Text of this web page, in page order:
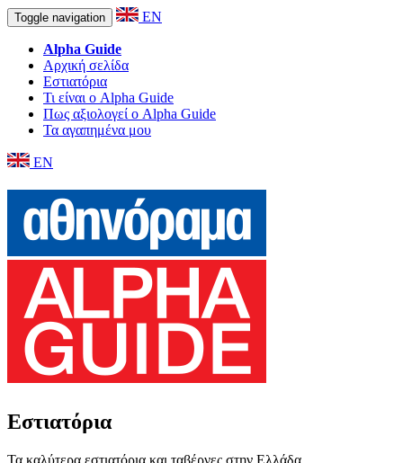
Toggle navigation EN
Alpha Guide
Αρχική σελίδα
Εστιατόρια
Τι είναι ο Alpha Guide
Πως αξιολογεί ο Alpha Guide
Τα αγαπημένα μου
EN
Εστιατόρια
Τα καλύτερα εστιατόρια και ταβέρνες στην Ελλάδα